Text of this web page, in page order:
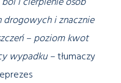
i znacznie
– poziom kwot
wypadku –tłumaczy